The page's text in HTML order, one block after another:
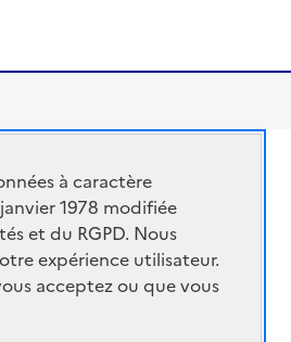
nationale et de la jeunesse
supérieur et de la recherche
à caractère
1978 modifiée
et du RGPD. Nous
expérience utilisateur.
acceptez ou que vous